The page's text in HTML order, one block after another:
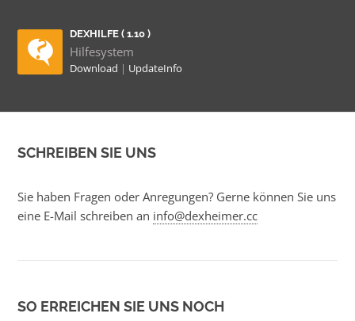
DEXHILFE ( 1.10 )
Hilfesystem
Download | UpdateInfo
SCHREIBEN SIE UNS
Sie haben Fragen oder Anregungen? Gerne können Sie uns
eine E-Mail schreiben an info@dexheimer.cc
SO ERREICHEN SIE UNS NOCH